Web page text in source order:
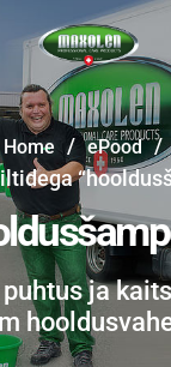
Home / ePood /
ja